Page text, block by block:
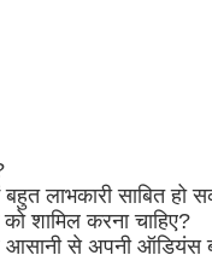
लाभकारी साबित हो
शामिल करना चाहिए?
आसानी से अपनी